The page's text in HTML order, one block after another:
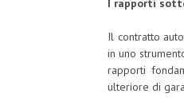
I rapporti
Il contratto
in uno
rapporti
ulteriore di